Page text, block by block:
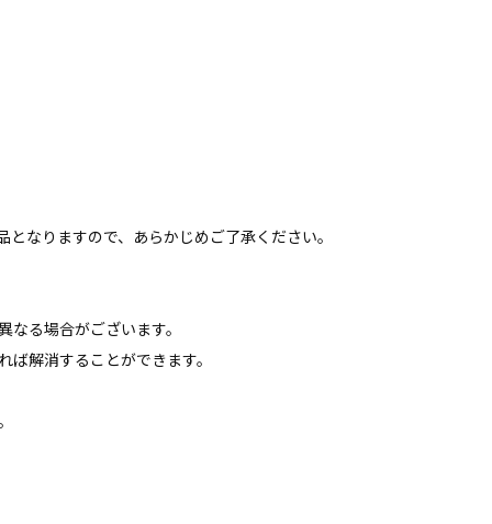
なりますので、あらかじめご了承ください。
る場合がございます。
解消することができます。